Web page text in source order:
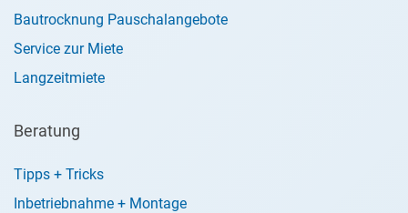
Bautrocknung Pauschalangebote
Service zur Miete
Langzeitmiete
Beratung
Tipps + Tricks
Inbetriebnahme + Montage